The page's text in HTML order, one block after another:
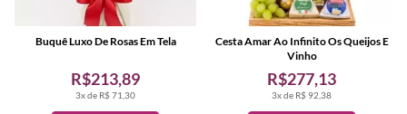
3x de R$ 71,30
R$213,89
Buquê Luxo De Rosas Em Tela
3x de R$ 92,38
R$277,13
Cesta Amar Ao Infinito Os Queijos E
Vinho